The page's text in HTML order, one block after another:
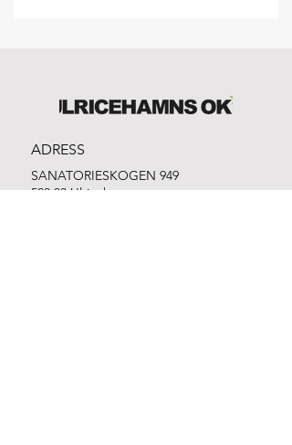
ADRESS
SANATORIESKOGEN 949
523 33 Ulricehamn